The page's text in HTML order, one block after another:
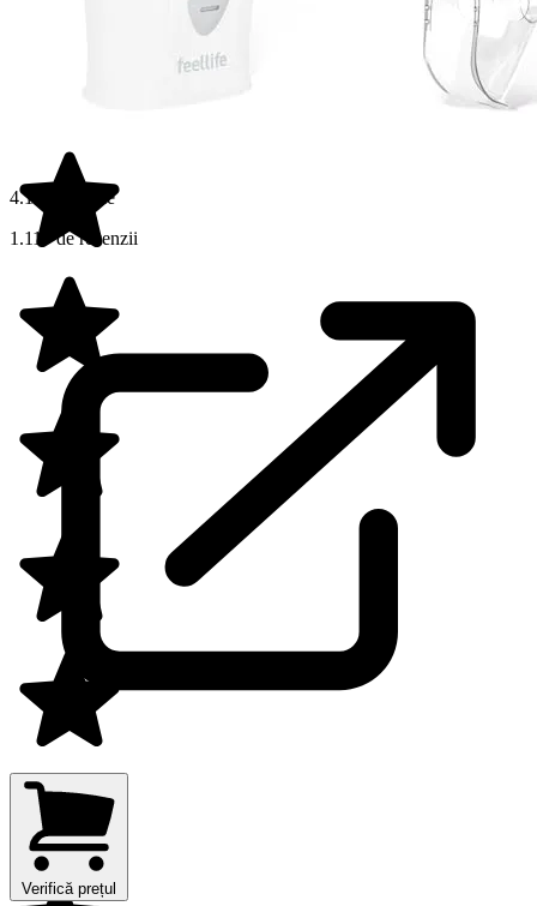
4.1 din 5 stele
1.117 de recenzii
Verifică prețul